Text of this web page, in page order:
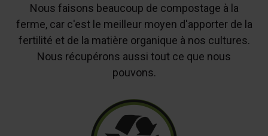
Nous faisons beaucoup de compostage à la
ferme, car c'est le meilleur moyen d'apporter de la
fertilité et de la matière organique à nos cultures.
Nous récupérons aussi tout ce que nous
pouvons.